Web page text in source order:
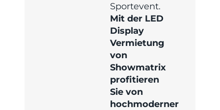
Sportevent.
Mit der LED
Display
Vermietung
von
Showmatrix
profitieren
Sie von
hochmoderner